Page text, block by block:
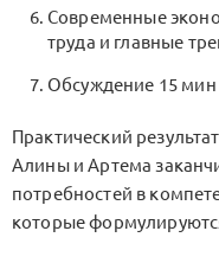
Современные
труда и главные
Обсуждение 15 мин
Практический
Алины и Артема
потребностей в
которые